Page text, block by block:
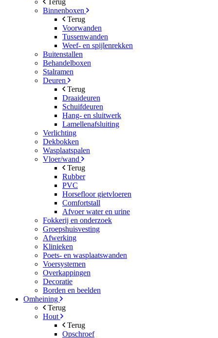
Terug
Binnenboxen
Terug
Voorwanden
Tussenwanden
Weef- en spijlenrekken
Buitenstallen
Behandelboxen
Stalramen
Deuren
Terug
Draaideuren
Schuifdeuren
Hang- en sluitwerk
Lamellenafsluiting
Verlichting
Dekbokken
Wasplaatspalen
Vloer/wand
Terug
Rubber
PVC
Horsefloor gietvloeren
Comfortstall
Afvoer water en urine
Fokkerij en onderzoek
Groepshuisvesting
Afwerking
Klinieken
Poets- en wasplaatswanden
Voersystemen
Overkappingen
Decoratie
Borden en beelden
Omheining
Terug
Hout
Terug
Opschroef